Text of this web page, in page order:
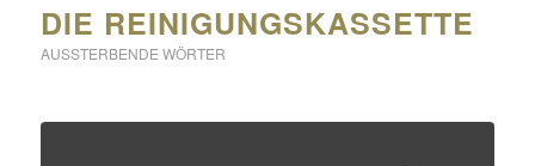
DIE REINIGUNGSKASSETTE
AUSSTERBENDE WÖRTER